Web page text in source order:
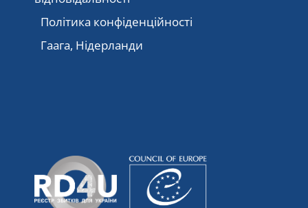
Політика конфіденційності
Гаага, Нідерланди